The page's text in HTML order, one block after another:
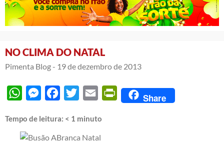
NO CLIMA DO NATAL
Pimenta Blog - 19 de dezembro de 2013
WhatsAppMessengerFacebook
Twitter Email PrintFriendly
Share
Tempo de leitura: < 1 minuto